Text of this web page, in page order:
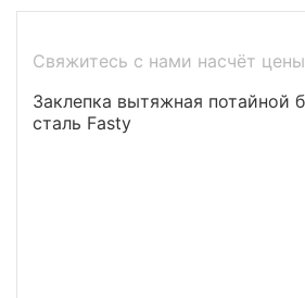
Свяжитесь с нами насчёт цены
Заклепка вытяжная потайной бортик 120° сталь/
сталь Fasty